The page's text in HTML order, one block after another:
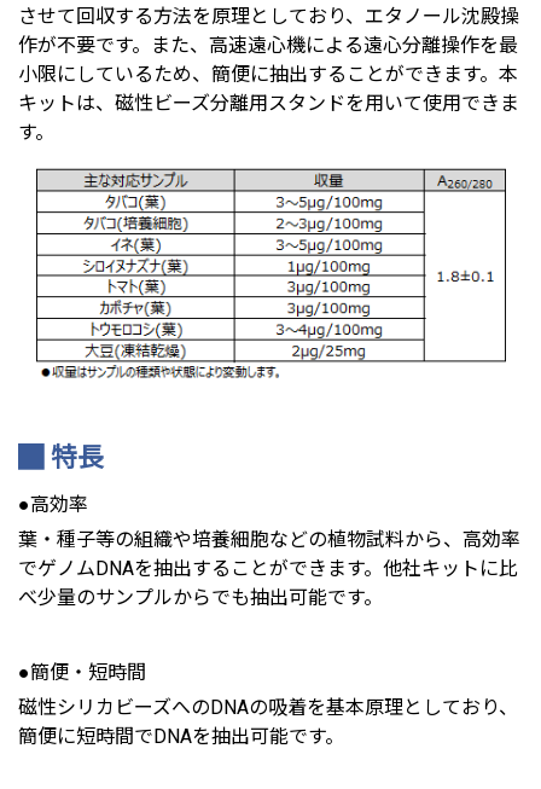
させて回収する方法を原理としており、エタノール沈殿操
作が不要です。また、高速遠心機による遠心分離操作を最
小限にしているため、簡便に抽出することができます。本
キットは、磁性ビーズ分離用スタンドを用いて使用できま
す。
特長
●高効率
葉・種子等の組織や培養細胞などの植物試料から、高効率
でゲノムDNAを抽出することができます。他社キットに比
べ少量のサンプルからでも抽出可能です。
●簡便・短時間
磁性シリカビーズへのDNAの吸着を基本原理としており、
簡便に短時間でDNAを抽出可能です。